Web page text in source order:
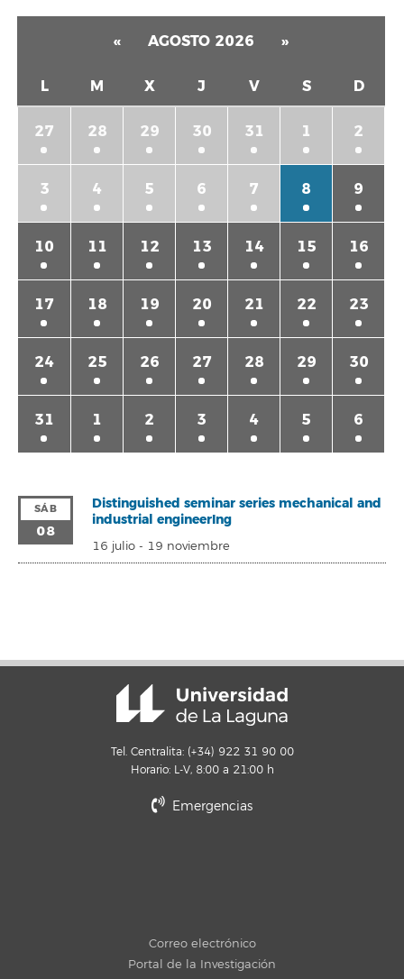
« AGOSTO 2026 »
L M X J V S D
27 28 29 30 31 1 2
3 4 5 6 7 8 9
10 11 12 13 14 15 16
17 18 19 20 21 22 23
24 25 26 27 28 29 30
31 1 2 3 4 5 6
SÁB
08
Distinguished seminar series mechanical and
industrial engineerIng
16 julio- 19 noviembre
Tel. Centralita: (+34) 922 31 90 00
Horario: L-V, 8:00 a 21:00 h
Emergencias
Correo electrónico
Portal de la Investigación